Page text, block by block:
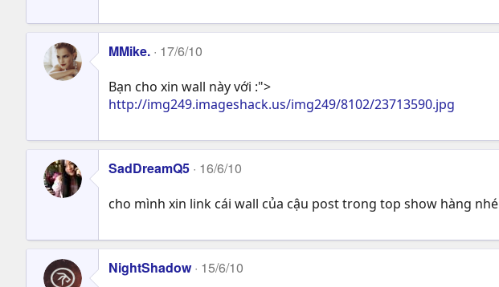
MMike. 17/6/10
Bạn cho xin wall này với :">
http://img249.imageshack.us/img249/8102/23713590.jpg
SadDreamQ5 16/6/10
cho mình xin link cái wall của cậu post trong top show hàng
NightShadow 15/6/10